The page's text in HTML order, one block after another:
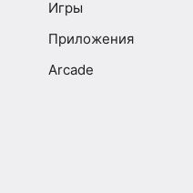
Игры
Приложения
Arcade